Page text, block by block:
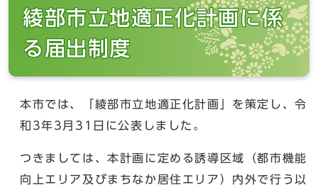
綾部市立地適正化計画に係
る届出制度
本市では、「綾部市立地適正化計画」を策定し、令
和3年3月31日に公表しました。
つきましては、本計画に定める誘導区域（都市機能
向上エリア及びまちなか居住エリア）内外で行う以